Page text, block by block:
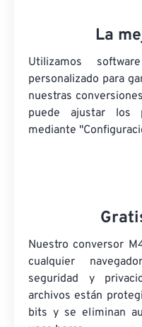
La
Utilizamos
personalizado para
nuestras
puede ajustar los
mediante
Nuestro conversor
cualquier
seguridad y
archivos están
bits y se eliminan